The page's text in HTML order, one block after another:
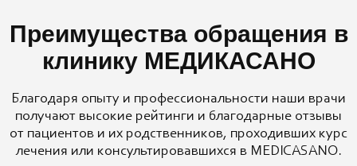
Преимущества обращения в
клинику МЕДИКАСАНО
Благодаря опыту и профессиональности наши врачи
получают высокие рейтинги и благодарные отзывы
от пациентов и их родственников, проходивших курс
лечения или консультировавшихся в MEDICASANO.